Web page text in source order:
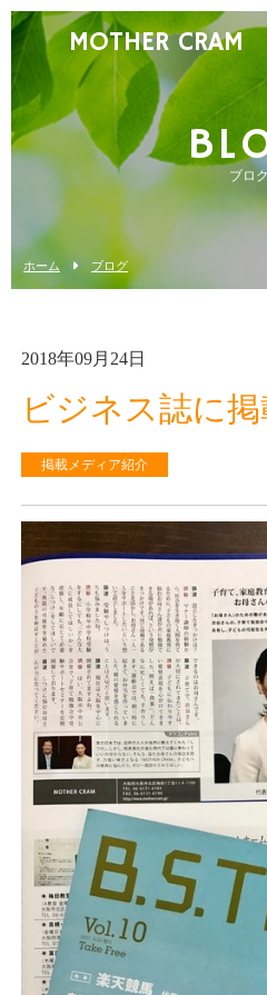
MOTHER CRAM
ブロ
ホーム ブログ
2018年09月24日
ビジネス誌に
掲載メディア紹介